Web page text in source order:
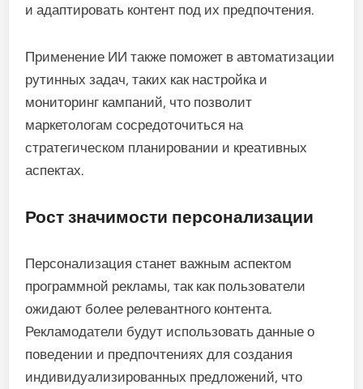
и адаптировать контент под их предпочтения.
Применение ИИ также поможет в автоматизации
рутинных задач, таких как настройка и
мониторинг кампаний, что позволит
маркетологам сосредоточиться на
стратегическом планировании и креативных
аспектах.
Рост значимости персонализации
Персонализация станет важным аспектом
программной рекламы, так как пользователи
ожидают более релевантного контента.
Рекламодатели будут использовать данные о
поведении и предпочтениях для создания
индивидуализированных предложений, что